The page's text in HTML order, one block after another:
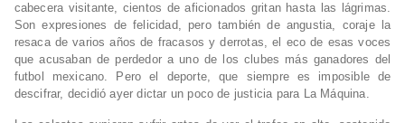
cabecera visitante, cientos de aficionados gritan hasta las lágrimas.
Son expresiones de felicidad, pero también de angustia, coraje la
resaca de varios años de fracasos y derrotas, el eco de esas voces
que acusaban de perdedor a uno de los clubes más ganadores del
futbol mexicano. Pero el deporte, que siempre es imposible de
descifrar, decidió ayer dictar un poco de justicia para La Máquina.